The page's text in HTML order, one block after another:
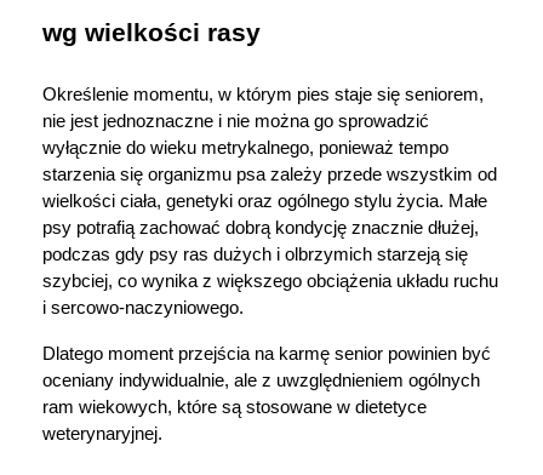
wg wielkości rasy
Określenie momentu, w którym pies staje się seniorem,
nie jest jednoznaczne i nie można go sprowadzić
wyłącznie do wieku metrykalnego, ponieważ tempo
starzenia się organizmu psa zależy przede wszystkim od
wielkości ciała, genetyki oraz ogólnego stylu życia. Małe
psy potrafią zachować dobrą kondycję znacznie dłużej,
podczas gdy psy ras dużych i olbrzymich starzeją się
szybciej, co wynika z większego obciążenia układu ruchu
i sercowo-naczyniowego.
Dlatego moment przejścia na karmę senior powinien być
oceniany indywidualnie, ale z uwzględnieniem ogólnych
ram wiekowych, które są stosowane w dietetyce
weterynaryjnej.